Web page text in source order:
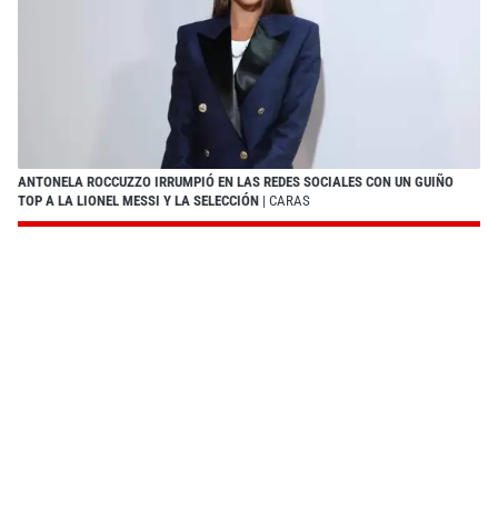
ANTONELA ROCCUZZO IRRUMPIÓ EN LAS REDES SOCIALES CON UN GUIÑO
TOP A LA LIONEL MESSI Y LA SELECCIÓN | CARAS